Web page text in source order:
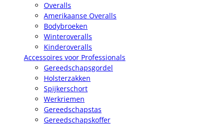
Overalls
Amerikaanse Overalls
Bodybroeken
Winteroveralls
Kinderoveralls
Accessoires voor Professionals
Gereedschapsgordel
Holsterzakken
Spijkerschort
Werkriemen
Gereedschapstas
Gereedschapskoffer